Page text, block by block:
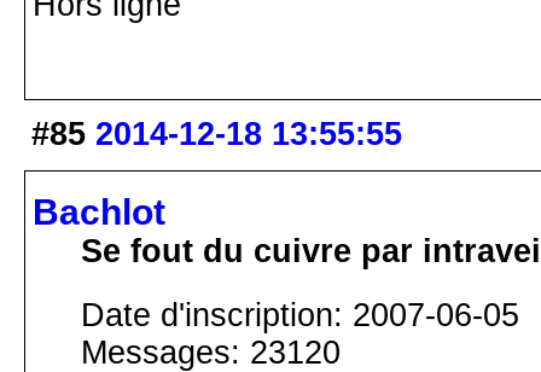
#85 2014-12-18 13:55:55
Bachlot
Se fout du cuivre par
Date d'inscription: 2007-06-05
Messages: 23120